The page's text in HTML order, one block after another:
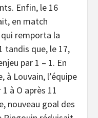
Enfin, le 16
en match
remporta la
tandis que, le 17,
par 1 – 1. En
à Louvain, l’équipe
à O après 11
nouveau goal des